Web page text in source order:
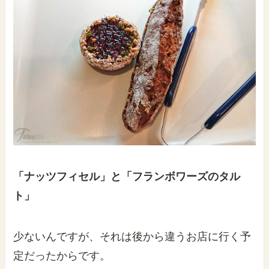
「ナッツフィセル」と「フランボワーズのタル
ト」
少ないんですが、それは後から違うお店に行く予
定だったからです。